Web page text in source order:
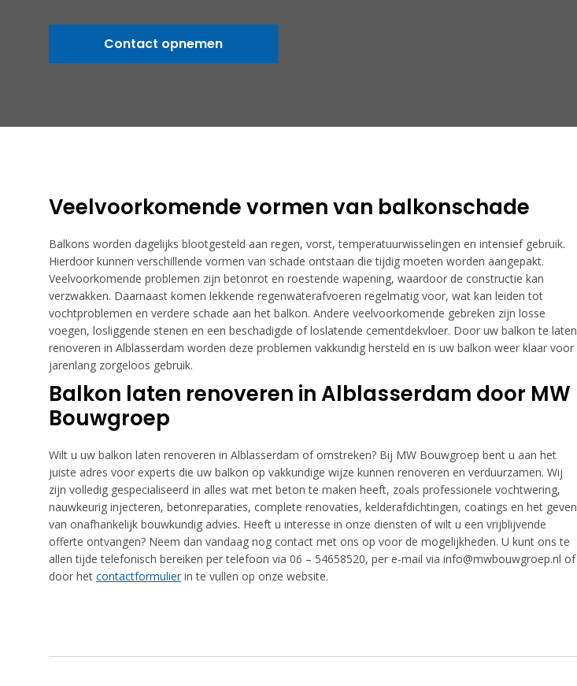
Contact opnemen
Veelvoorkomende vormen van balkonschade
Balkons worden dagelijks blootgesteld aan regen, vorst, temperatuurwisselingen en intensief gebruik.
Hierdoor kunnen verschillende vormen van schade ontstaan die tijdig moeten worden aangepakt.
Veelvoorkomende problemen zijn betonrot en roestende wapening, waardoor de constructie kan
verzwakken. Daarnaast komen lekkende regenwaterafvoeren regelmatig voor, wat kan leiden tot
vochtproblemen en verdere schade aan het balkon. Andere veelvoorkomende gebreken zijn losse
voegen, losliggende stenen en een beschadigde of loslatende cementdekvloer. Door uw balkon te laten
renoveren in Alblasserdam worden deze problemen vakkundig hersteld en is uw balkon weer klaar voor
jarenlang zorgeloos gebruik.
Balkon laten renoveren in Alblasserdam door MW
Bouwgroep
Wilt u uw balkon laten renoveren in Alblasserdam of omstreken? Bij MW Bouwgroep bent u aan het
juiste adres voor experts die uw balkon op vakkundige wijze kunnen renoveren en verduurzamen. Wij
zijn volledig gespecialiseerd in alles wat met beton te maken heeft, zoals professionele vochtwering,
nauwkeurig injecteren, betonreparaties, complete renovaties, kelderafdichtingen, coatings en het geven
van onafhankelijk bouwkundig advies. Heeft u interesse in onze diensten of wilt u een vrijblijvende
offerte ontvangen? Neem dan vandaag nog contact met ons op voor de mogelijkheden. U kunt ons te
allen tijde telefonisch bereiken per telefoon via 06 – 54658520, per e-mail via info@mwbouwgroep.nl of
door het contactformulierin te vullen op onze website.